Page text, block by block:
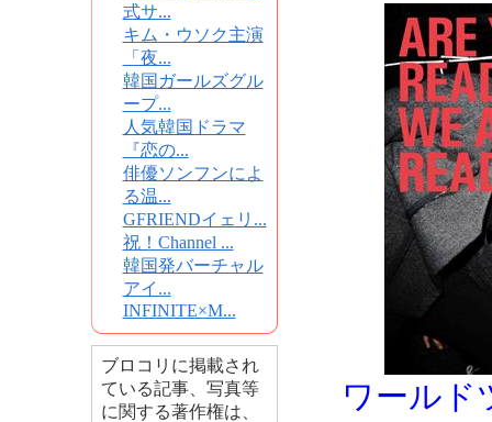
式サ...
キム・ウソク主演
「夜...
韓国ガールズグル
ープ...
人気韓国ドラマ
『恋の...
俳優ソンフンによ
る温...
GFRIENDイェリ...
祝！Channel ...
韓国発バーチャル
アイ...
INFINITE×M...
ブロコリに掲載され
ている記事、写真等
に関する著作権は、
ワールド